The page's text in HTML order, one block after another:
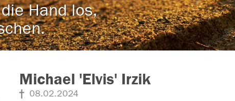
Hand los,
Michael 'Elvis' Irzik
08.02.2024